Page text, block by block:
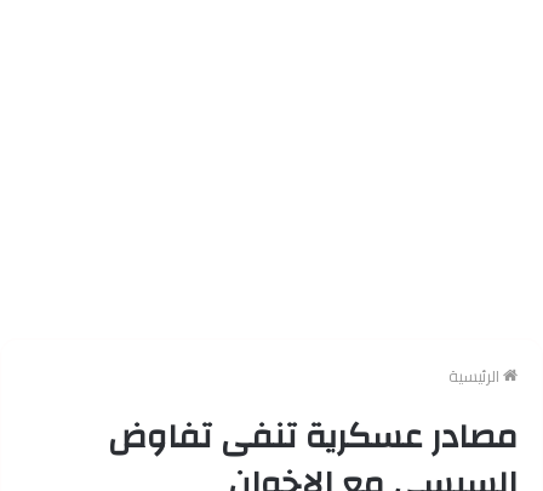
الرئيسية
مصادر عسكرية تنفى تفاوض